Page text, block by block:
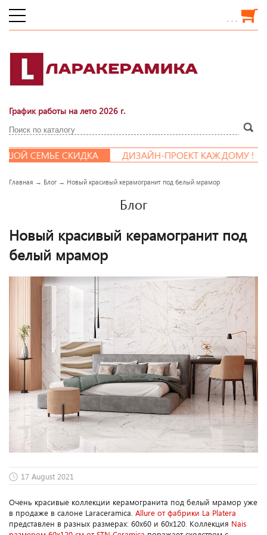
. . .
График работы на лето 2026 г.
СЕМЬЕ СКИДКА ДИЗАЙН-ПРОЕКТ КАЖДОМУ !
Главная → Блог → Новый красивый керамогранит под белый мрамор
Блог
Новый красивый керамогранит под
белый мрамор
17 August 2021
Очень красивые коллекции керамогранита под белый мрамор уже
в продаже в салоне Laraceramica. Allure от фабрики La Platera
представлен в разных размерах: 60x60 и 60x120. Коллекция Nais